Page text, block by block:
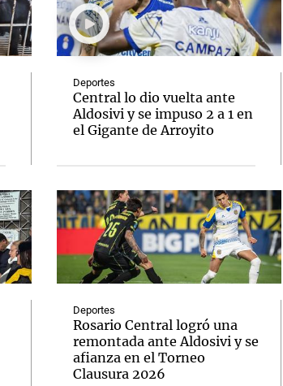
Deportes
Central lo dio vuelta ante
Aldosivi y se impuso 2 a 1 en
el Gigante de Arroyito
Deportes
Rosario Central logró una
remontada ante Aldosivi y se
afianza en el Torneo
Clausura 2026
El huracán de Arequito
Notas
Cadena 3 en Groenlandia